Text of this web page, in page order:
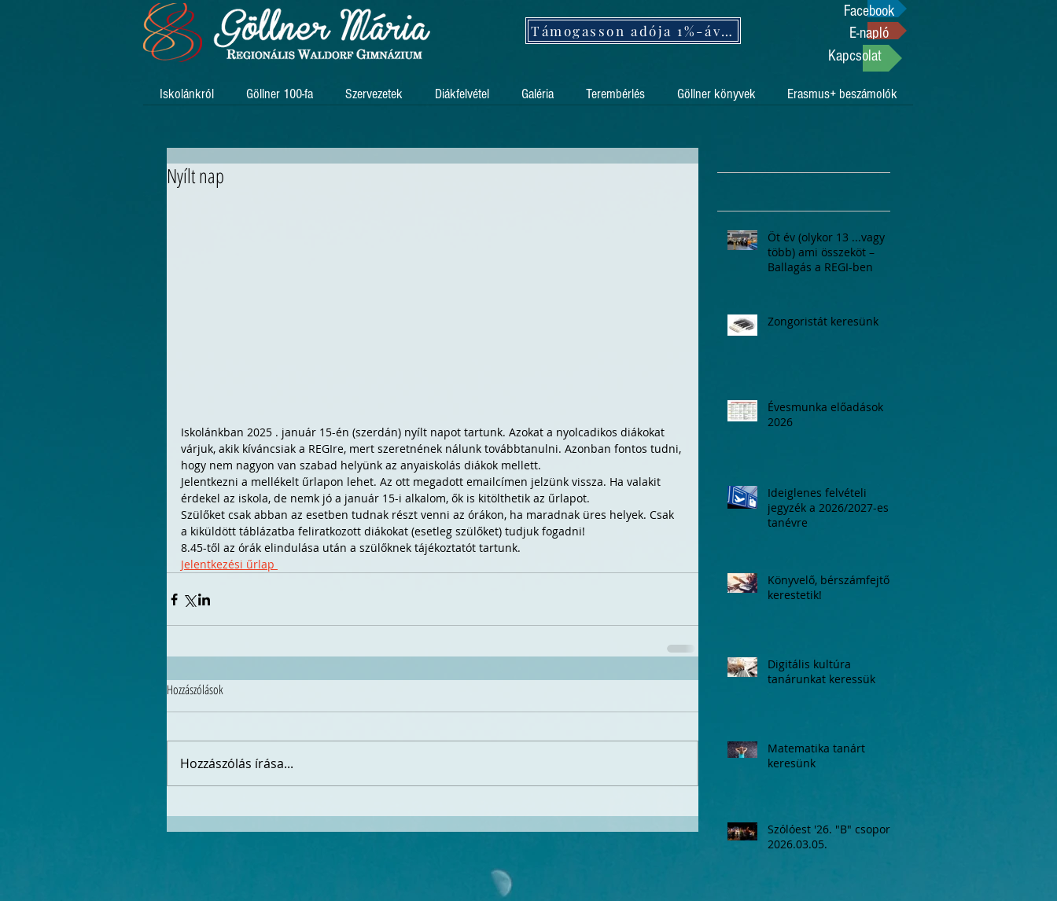
Támogasson adója 1%-ával!
Facebook
E-napló
Kapcsolat
Iskolánkról Göllner 100-fa Szervezetek Diákfelvétel Galéria Terembérlés Göllner könyvek Erasmus+ beszámolók
Nyílt nap
Iskolánkban 2025	. január 15-én (szerdán) nyílt napot tartunk. Azokat a nyolcadikos diákokat
várjuk, akik kíváncsiak a REGIre, mert szeretnének nálunk továbbtanulni. Azonban fontos tudni,
hogy nem nagyon van szabad helyünk az anyaiskolás diákok mellett.
Jelentkezni a mellékelt űrlapon lehet. Az ott megadott emailcímen jelzünk vissza. Ha valakit
érdekel az iskola, de nemk jó a január 15-i alkalom, ők is kitölthetik az űrlapot.
Szülőket csak abban az esetben tudnak részt venni az órákon, ha maradnak üres helyek. Csak
a kiküldött táblázatba feliratkozott diákokat (esetleg szülőket) tudjuk fogadni!
8.45-től az órák elindulása után a szülőknek tájékoztatót tartunk.
Jelentkezési űrlap
Hozzászólások
Hozzászólás írása...
Öt év (olykor 13 ...vagy
több) ami összeköt –
Ballagás a REGI-ben
Zongoristát keresünk
Évesmunka előadások
2026
Ideiglenes felvételi
jegyzék a 2026/2027-es
tanévre
Könyvelő, bérszámfejtő
kerestetik!
Digitális kultúra
tanárunkat keressük
Matematika tanárt
keresünk
Szólóest '26. "B" csoport,
2026.03.05.